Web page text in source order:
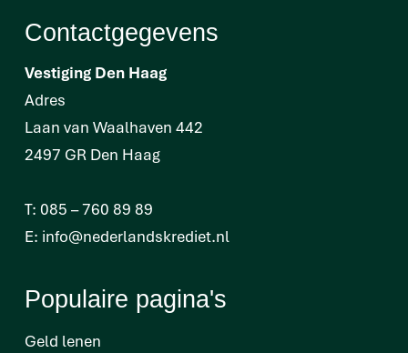
Contactgegevens
Vestiging Den Haag
Adres
Laan van Waalhaven 442
2497 GR Den Haag
T: 085 – 760 89 89
E: info@nederlandskrediet.nl
Populaire pagina's
Geld lenen